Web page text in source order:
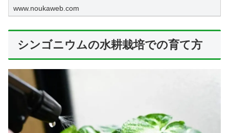
www.noukaweb.com
シンゴニウムの水耕栽培での育て方